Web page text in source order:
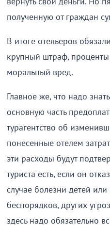
полученную от граждан
В итоге отельеров
крупный штраф,
моральный вред.
Главное же, что надо
основную часть
турагентство об
понесенные отелем
эти расходы будут
туриста есть, если он
случае болезни детей
беспорядков, других
здесь надо обязательно